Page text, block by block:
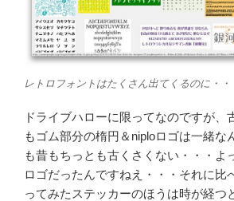
レトロフォントはたくさん出てくるのに・・
ドライブハローに限ってなのですが、
もゴム部分の楕円＆niploロゴは一緒な
も昔もちっとも古くさくない・・・よ
ロゴだったんですねえ・・・それに比
ってみたステッカーのほうは時が経つ